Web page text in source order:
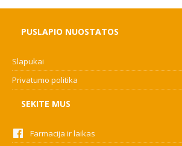
PUSLAPIO NUOSTATOS
Slapukai
Privatumo politika
SEKITE MUS
Farmacija ir laikas